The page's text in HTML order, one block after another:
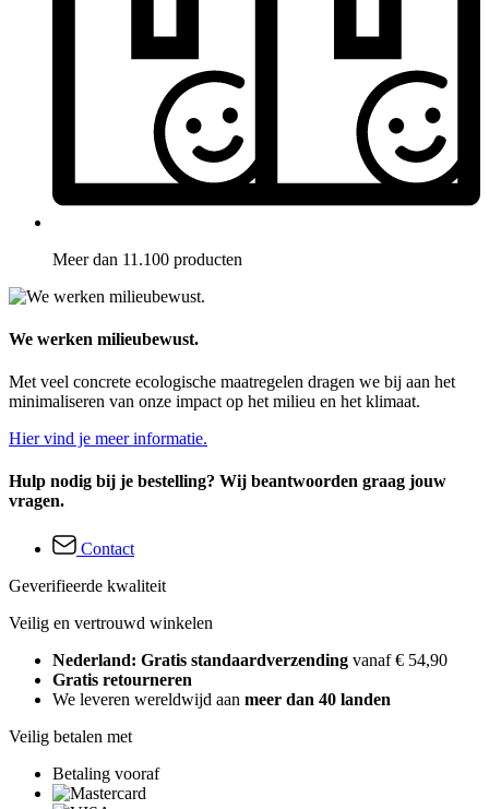
Meer dan 11.100 producten
We werken milieubewust.
Met veel concrete ecologische maatregelen dragen we bij aan het
minimaliseren van onze impact op het milieu en het klimaat.
Hier vind je meer informatie.
Hulp nodig bij je bestelling? Wij beantwoorden graag jouw
vragen.
Contact
Geverifieerde kwaliteit
Veilig en vertrouwd winkelen
Nederland: Gratis standaardverzending vanaf € 54,90
Gratis retourneren
We leveren wereldwijd aan meer dan 40 landen
Veilig betalen met
Betaling vooraf